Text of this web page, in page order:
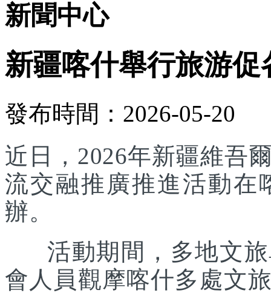
新聞中心
新疆喀什舉行旅游
發布時間：2026-05-20
近日，2026年新疆維吾
流交融推廣推進活動在
辦。
活動期間，多地文旅
會人員觀摩喀什多處文